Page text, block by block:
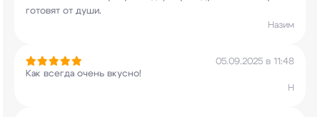
готовят от души.
Назим
05.09.2025 в 11:48
Как всегда очень вкусно!
Н